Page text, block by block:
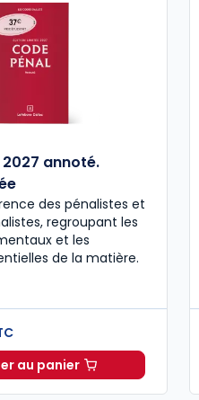
limitée à 37,00 € TTC
annoté.
des pénalistes et
regroupant les
et les
de la matière.
au panier
Code pénal 2027